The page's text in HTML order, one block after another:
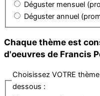
Déguster mensuel
Déguster annuel
Chaque thème est
d'oeuvres de Francis
Choisissez VOTRE
dessous :